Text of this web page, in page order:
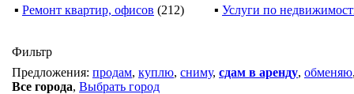
▪ Ремонт квартир, офисов (212) ▪ Услуги по
Фильтр
Предложения: продам, куплю, сниму, сдам в аренду, обменяю
Все города, Выбрать город